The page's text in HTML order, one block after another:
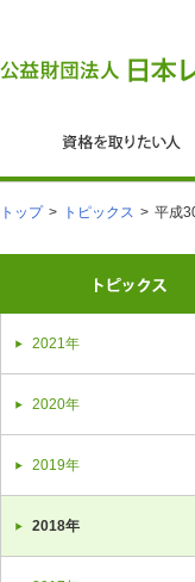
トップ > トピックス > 平成
2021年
2020年
2019年
2018年